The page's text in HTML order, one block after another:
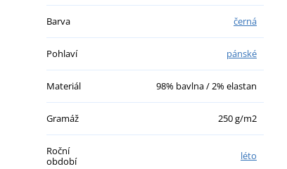
Barva černá
Pohlaví pánské
Materiál 98% bavlna / 2% elastan
Gramáž 250 g/m2
Roční
období
léto